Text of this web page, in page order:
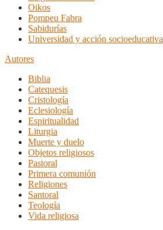
Oikos
Pompeu Fabra
Sabidurías
Universidad y acción socioeducativa
Autores
Biblia
Catequesis
Cristología
Eclesiología
Espiritualidad
Liturgia
Muerte y duelo
Objetos religiosos
Pastoral
Primera comunión
Religiones
Santoral
Teología
Vida religiosa